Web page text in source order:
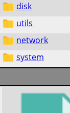
disk
utils
network
system